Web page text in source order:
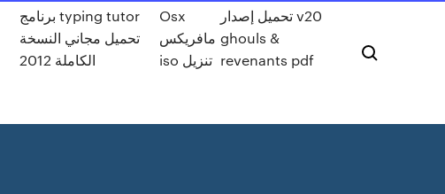
برنامج typing tutor
تحميل مجاني النسخة
الكاملة 2012
Osx
مافريكس
iso تنزيل
تحميل إصدار v20
ghouls &
revenants pdf